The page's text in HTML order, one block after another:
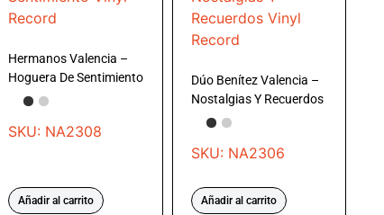
Hermanos Valencia –
Hoguera De Sentimiento
SKU: NA2308
Añadir al carrito
Dúo Benítez Valencia –
Nostalgias Y Recuerdos
SKU: NA2306
Añadir al carrito